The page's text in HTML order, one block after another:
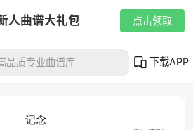
人曲谱大礼包 点击领取
下载APP